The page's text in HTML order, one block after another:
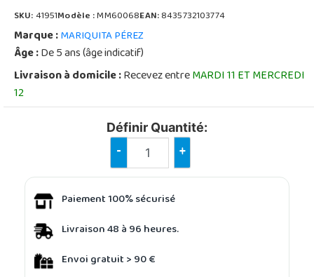
SKU:41951Modèle :MM60068EAN:8435732103774
Marque :MARIQUITA PÉREZ
Âge :De 5 ans (âge indicatif)
Livraison à domicile :Recevez entreMARDI 11 ET MERCREDI
12
Définir Quantité:
- +
Paiement 100% sécurisé
Livraison 48 à 96 heures.
Envoi gratuit > 90 €